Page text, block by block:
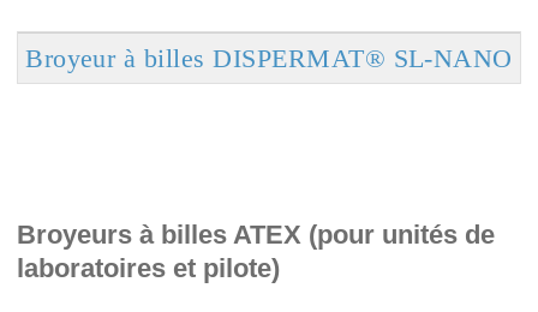
Broyeur à billes DISPERMAT® SL-NANO
Broyeurs à billes ATEX (pour unités de
laboratoires et pilote)